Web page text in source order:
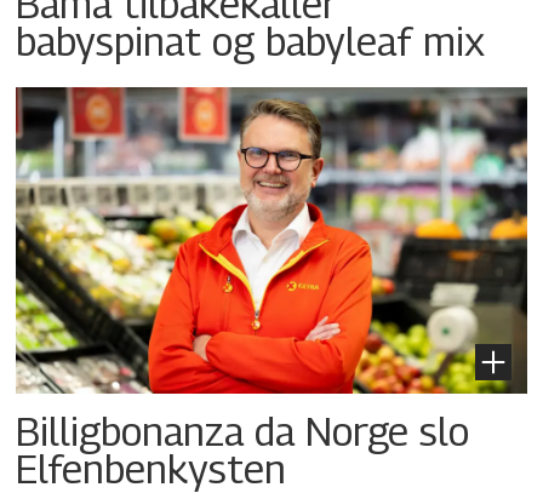
babyspinat og babyleaf mix
Billigbonanza da Norge slo
Elfenbenkysten